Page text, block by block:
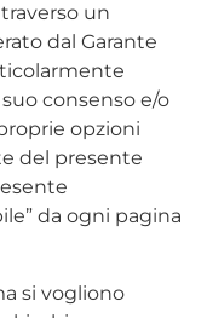
un
dal Garante
consenso e/o
opzioni
del presente
da ogni pagina
si vogliono